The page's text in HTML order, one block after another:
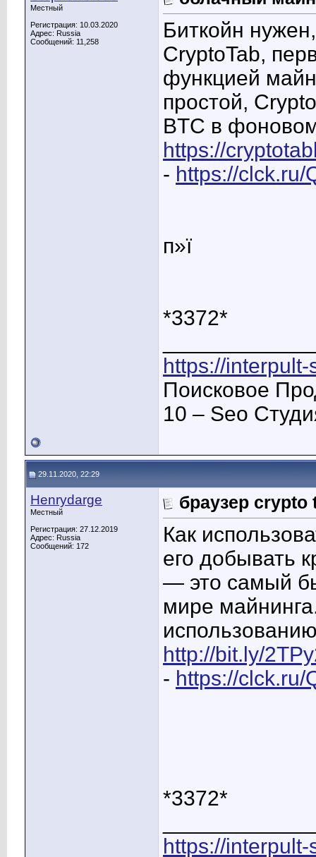
Местный
Регистрация: 10.03.2020
Адрес: Russia
Сообщений: 11,258
Биткойн
CryptoTab,
функцией
простой,
BTC в
https://
- https://clck.ru/
п»ї
*3372*
https://
Поисковое
10 – Seo
29.11.2020, 22:29
Henrydarge
Местный
Регистрация: 27.12.2019
Адрес: Russia
Сообщений: 172
браузер crypto
Как
его добывать
— это самый
мире
http://bit.ly/
- https://clck.ru/
*3372*
https://